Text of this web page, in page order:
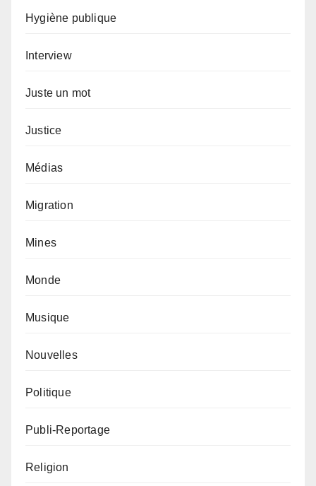
Hygiène publique
Interview
Juste un mot
Justice
Médias
Migration
Mines
Monde
Musique
Nouvelles
Politique
Publi-Reportage
Religion